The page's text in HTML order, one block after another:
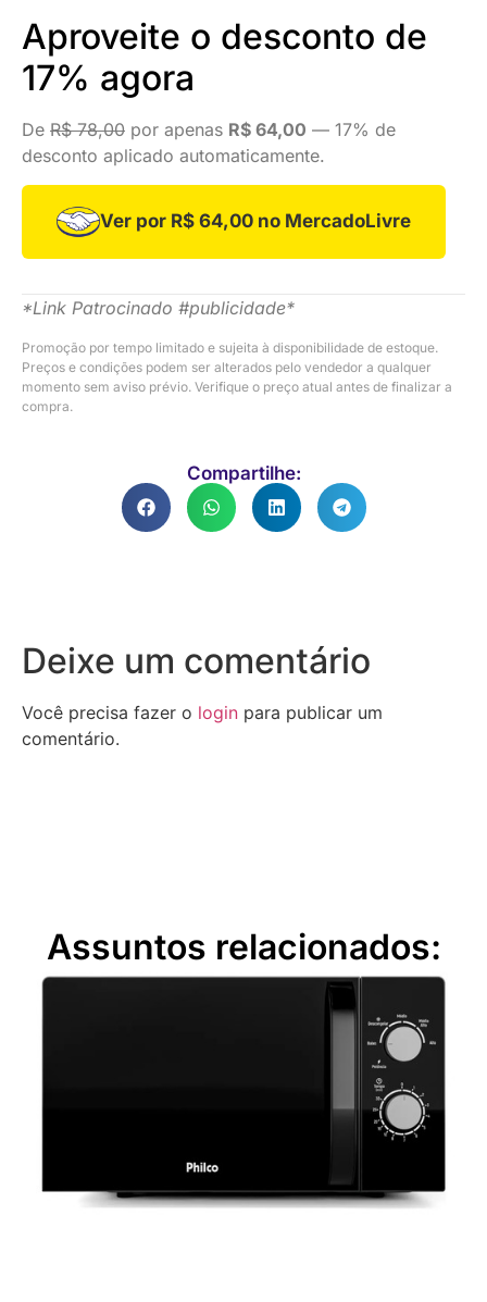
Aproveite o desconto de
17% agora
De R$ 78,00 por apenas R$ 64,00 — 17% de
desconto aplicado automaticamente.
Ver por R$ 64,00 no MercadoLivre
*Link Patrocinado #publicidade*
Promoção por tempo limitado e sujeita à disponibilidade de estoque.
Preços e condições podem ser alterados pelo vendedor a qualquer
momento sem aviso prévio. Verifique o preço atual antes de finalizar a
compra.
Compartilhe:
Deixe um comentário
Você precisa fazer o login para publicar um
comentário.
Assuntos relacionados: